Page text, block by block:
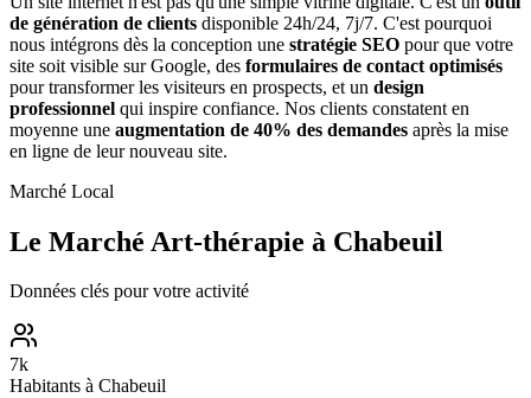
de génération de clients disponible 24h/24, 7j/7. C'est pourquoi
nous intégrons dès la conception une stratégie SEO pour que votre
site soit visible sur Google, des formulaires de contact optimisés
pour transformer les visiteurs en prospects, et un design
professionnel qui inspire confiance. Nos clients constatent en
moyenne une augmentation de 40% des demandes après la mise
en ligne de leur nouveau site.
Marché Local
Le Marché Art-thérapie à Chabeuil
Données clés pour votre activité
7k
Habitants à Chabeuil